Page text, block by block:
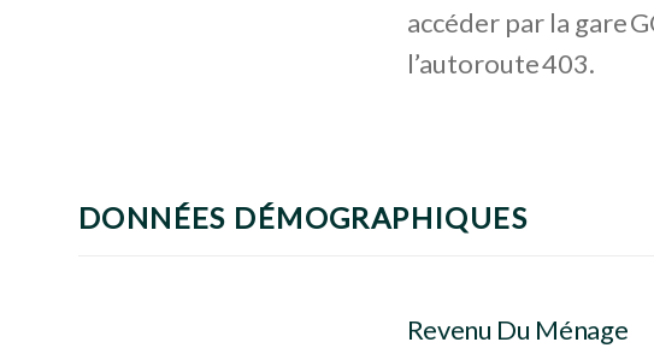
accéder par la gare
l’autoroute 403.
DONNÉES DÉMOGRAPHIQUES
Revenu Du Ménage